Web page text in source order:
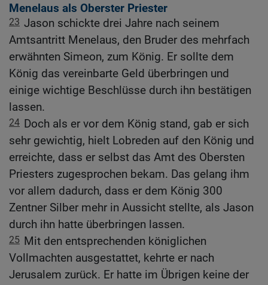
Menelaus als Oberster Priester
23 Jason schickte drei Jahre nach seinem
Amtsantritt Menelaus, den Bruder des mehrfach
erwähnten Simeon, zum König. Er sollte dem
König das vereinbarte Geld überbringen und
einige wichtige Beschlüsse durch ihn bestätigen
lassen.
24 Doch als er vor dem König stand, gab er sich
sehr gewichtig, hielt Lobreden auf den König und
erreichte, dass er selbst das Amt des Obersten
Priesters zugesprochen bekam. Das gelang ihm
vor allem dadurch, dass er dem König 300
Zentner Silber mehr in Aussicht stellte, als Jason
durch ihn hatte überbringen lassen.
25 Mit den entsprechenden königlichen
Vollmachten ausgestattet, kehrte er nach
Jerusalem zurück. Er hatte im Übrigen keine der